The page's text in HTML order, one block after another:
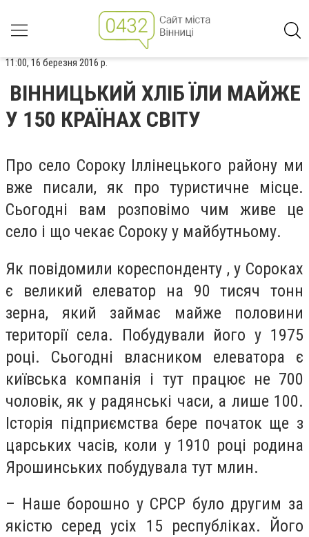
11:00, 16 березня 2016 р.
ВІННИЦЬКИЙ ХЛІБ ЇЛИ МАЙЖЕ
У 150 КРАЇНАХ СВІТУ
Про село Сороку Іллінецького району ми
вже писали, як про туристичне місце.
Сьогодні вам розповімо чим живе це
село і що чекає Сороку у майбутньому.
Як повідомили кореспонденту , у Сороках
є великий елеватор на 90 тисяч тонн
зерна, який займає майже половини
території села. Побудували його у 1975
році. Сьогодні власником елеватора є
київська компанія і тут працює не 700
чоловік, як у радянські часи, а лише 100.
Історія підприємства бере початок ще з
царських часів, коли у 1910 році родина
Ярошинських побудувала тут млин.
– Наше борошно у СРСР було другим за
якістю серед усіх 15 республіках. Його